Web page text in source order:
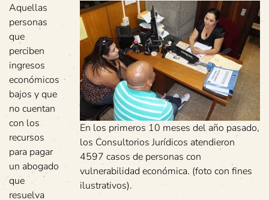
En los primeros 10 meses del año pasado,
los Consultorios Jurídicos atendieron
4597 casos de personas con
vulnerabilidad económica. (foto con fines
ilustrativos).
Aquellas
personas
que
perciben
ingresos
económicos
bajos y que
no cuentan
con los
recursos
para pagar
un abogado
que
resuelva